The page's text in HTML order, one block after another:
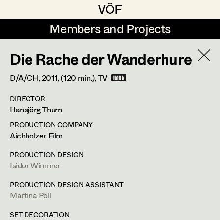
VÖF
VÖF
Members and Projects
Members and Projects
DE EN HOME
Art Department
Costume Department
Retired Members
Honorary Members
Sabine Koechert
Michaela Kovacs
Werner Otto
Anna Reschl
Rudolf Schneider-Manns-Au
Isidor Wimmer
In Memoriam
PROFILE
Bildmaterial
2016 Die Hölle
S. Ruzowitzky, Cinema
2016 Endabrechnung
U. Dag, TV
M. Riebl, TV
Die Rache der Wanderhure
D/A/CH,2011, (120 min.), TV
DIRECTOR
Hansjörg Thurn
PRODUCTION COMPANY
Aichholzer Film
PRODUCTION DESIGN
Isidor Wimmer
PRODUCTION DESIGN ASSISTANT
Martina Pöll
SET DECORATION